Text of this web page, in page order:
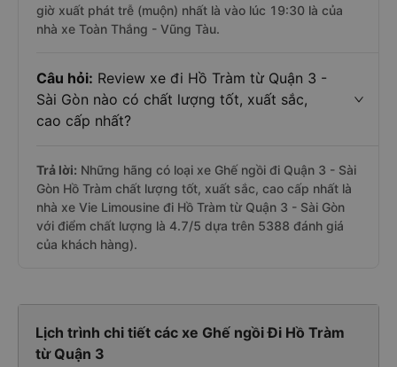
giờ xuất phát trễ (muộn) nhất là vào lúc 19:30 là của
nhà xe Toàn Thắng - Vũng Tàu.
Câu hỏi: Review xe đi Hồ Tràm từ Quận 3 -
Sài Gòn nào có chất lượng tốt, xuất sắc,
cao cấp nhất?
Trả lời: Những hãng có loại xe Ghế ngồi đi Quận 3 - Sài
Gòn Hồ Tràm chất lượng tốt, xuất sắc, cao cấp nhất là
nhà xe Vie Limousine đi Hồ Tràm từ Quận 3 - Sài Gòn
với điểm chất lượng là 4.7/5 dựa trên 5388 đánh giá
của khách hàng).
Lịch trình chi tiết các xe Ghế ngồi Đi Hồ Tràm
từ Quận 3